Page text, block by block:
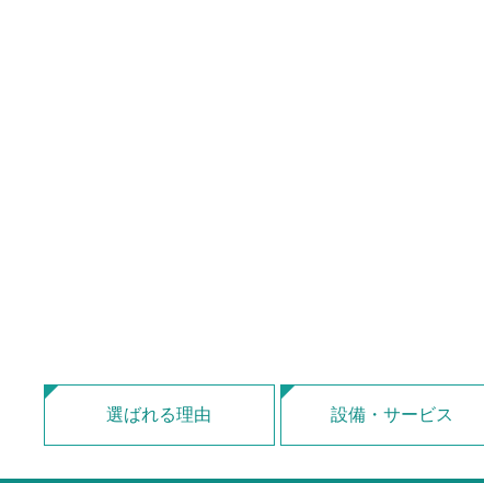
選ばれる理由 設備・サービス